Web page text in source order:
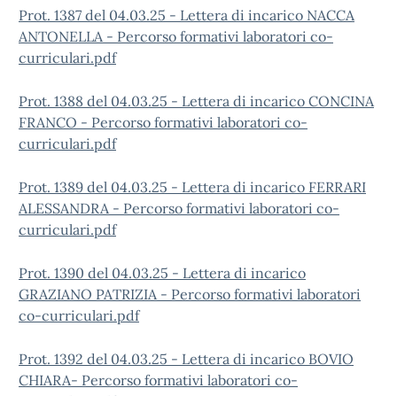
Prot. 1387 del 04.03.25 - Lettera di incarico NACCA
ANTONELLA - Percorso formativi laboratori co-
curriculari.pdf
Prot. 1388 del 04.03.25 - Lettera di incarico CONCINA
FRANCO - Percorso formativi laboratori co-
curriculari.pdf
Prot. 1389 del 04.03.25 - Lettera di incarico FERRARI
ALESSANDRA - Percorso formativi laboratori co-
curriculari.pdf
Prot. 1390 del 04.03.25 - Lettera di incarico
GRAZIANO PATRIZIA - Percorso formativi laboratori
co-curriculari.pdf
Prot. 1392 del 04.03.25 - Lettera di incarico BOVIO
CHIARA- Percorso formativi laboratori co-